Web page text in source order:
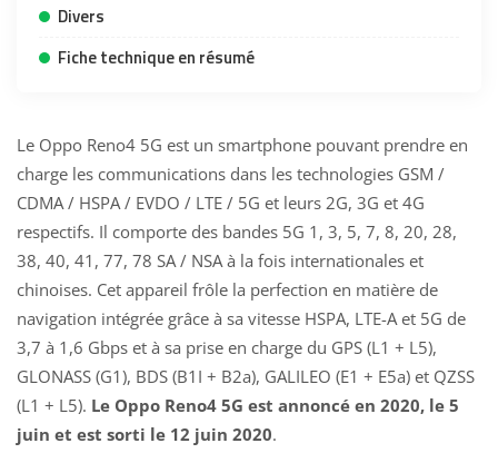
Divers
Fiche technique en résumé
Le Oppo Reno4 5G est un smartphone pouvant prendre en
charge les communications dans les technologies GSM /
CDMA / HSPA / EVDO / LTE / 5G et leurs 2G, 3G et 4G
respectifs. Il comporte des bandes 5G 1, 3, 5, 7, 8, 20, 28,
38, 40, 41, 77, 78 SA / NSA à la fois internationales et
chinoises. Cet appareil frôle la perfection en matière de
navigation intégrée grâce à sa vitesse HSPA, LTE-A et 5G de
3,7 à 1,6 Gbps et à sa prise en charge du GPS (L1 + L5),
GLONASS (G1), BDS (B1I + B2a), GALILEO (E1 + E5a) et QZSS
(L1 + L5). Le Oppo Reno4 5G est annoncé en 2020, le 5
juin et est sorti le 12 juin 2020.